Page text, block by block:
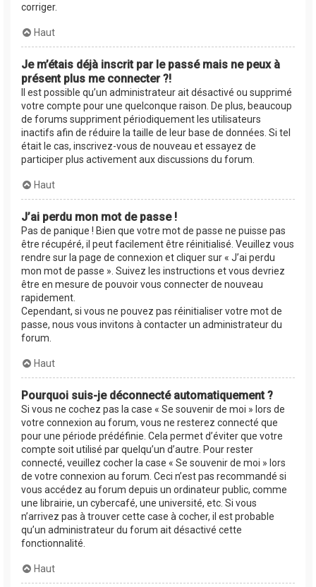
corriger.
Haut
Je m’étais déjà inscrit par le passé mais ne peux à
présent plus me connecter ?!
Il est possible qu’un administrateur ait désactivé ou supprimé
votre compte pour une quelconque raison. De plus, beaucoup
de forums suppriment périodiquement les utilisateurs
inactifs afin de réduire la taille de leur base de données. Si tel
était le cas, inscrivez-vous de nouveau et essayez de
participer plus activement aux discussions du forum.
Haut
J’ai perdu mon mot de passe !
Pas de panique ! Bien que votre mot de passe ne puisse pas
être récupéré, il peut facilement être réinitialisé. Veuillez vous
rendre sur la page de connexion et cliquer sur « J’ai perdu
mon mot de passe ». Suivez les instructions et vous devriez
être en mesure de pouvoir vous connecter de nouveau
rapidement.
Cependant, si vous ne pouvez pas réinitialiser votre mot de
passe, nous vous invitons à contacter un administrateur du
forum.
Haut
Pourquoi suis-je déconnecté automatiquement ?
Si vous ne cochez pas la case « Se souvenir de moi » lors de
votre connexion au forum, vous ne resterez connecté que
pour une période prédéfinie. Cela permet d’éviter que votre
compte soit utilisé par quelqu’un d’autre. Pour rester
connecté, veuillez cocher la case « Se souvenir de moi » lors
de votre connexion au forum. Ceci n’est pas recommandé si
vous accédez au forum depuis un ordinateur public, comme
une librairie, un cybercafé, une université, etc. Si vous
n’arrivez pas à trouver cette case à cocher, il est probable
qu’un administrateur du forum ait désactivé cette
fonctionnalité.
Haut